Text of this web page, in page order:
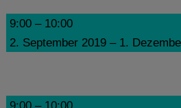
9:00 – 10:00
2. September 2019 – 1.